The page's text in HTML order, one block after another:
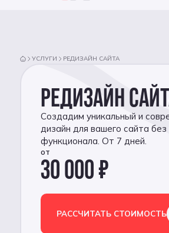
УСЛУГИ РЕДИЗАЙН САЙТА
РЕДИЗАЙН
Создадим уникальный и
дизайн для вашего сайта
функционала. От 7 дней.
от
30 000 ₽
РАССЧИТАТЬ СТОИМОСТЬ